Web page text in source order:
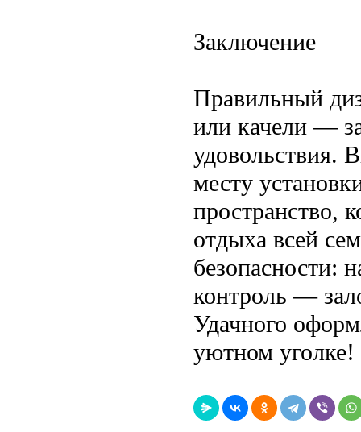
Заключение
Правильный
или качели —
удовольствия.
месту
пространство,
отдыха всей
безопасности:
контроль —
Удачного
уютном уголке!